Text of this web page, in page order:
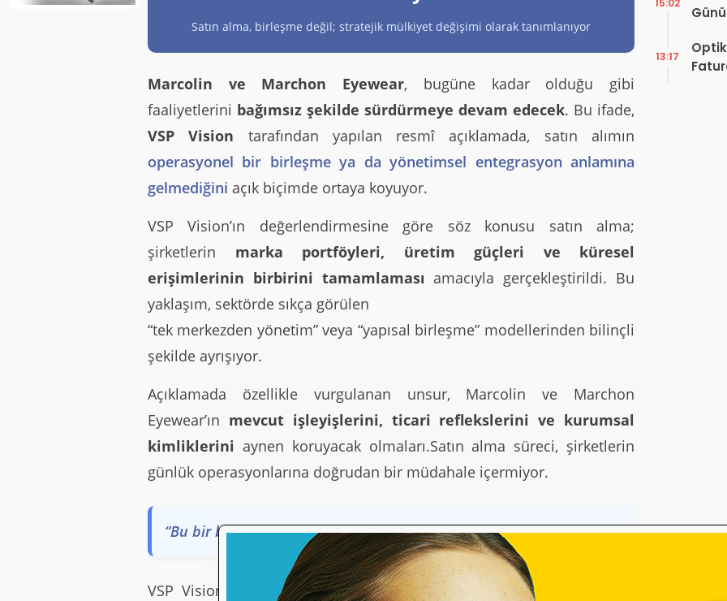
Satın alma, birleşme değil; stratejik mülkiyet değişimi olarak tanımlanıyor
Marcolin ve Marchon Eyewear, bugüne kadar olduğu gibi
faaliyetlerini bağımsız şekilde sürdürmeye devam edecek. Bu ifade,
VSP Vision tarafından yapılan resmî açıklamada, satın alımın
operasyonel bir birleşme ya da yönetimsel entegrasyon anlamına
gelmediğini açık biçimde ortaya koyuyor.
VSP Vision’ın değerlendirmesine göre söz konusu satın alma;
şirketlerin marka portföyleri, üretim güçleri ve küresel
erişimlerinin birbirini tamamlaması amacıyla gerçekleştirildi. Bu
yaklaşım, sektörde sıkça görülen
“tek merkezden yönetim” veya “yapısal birleşme” modellerinden bilinçli
şekilde ayrışıyor.
Açıklamada özellikle vurgulanan unsur, Marcolin ve Marchon
Eyewear’ın mevcut işleyişlerini, ticari reflekslerini ve kurumsal
kimliklerini aynen koruyacak olmaları.Satın alma süreci, şirketlerin
günlük operasyonlarına doğrudan bir müdahale içermiyor.
“Bu bir birleşme değil, tamamlayıcı bir stratejik yapılandırma”
VSP Vision Başkanı ve CEO’suMichael Guyettetarafından yapılan
13:17